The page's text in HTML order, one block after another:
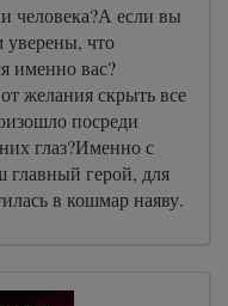
человека?А если вы
что
именно вас?
желания скрыть все
посреди
глаз?Именно с
главный герой, для
в кошмар наяву.